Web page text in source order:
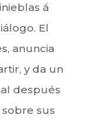
á
El
anuncia
y da un
después
sus